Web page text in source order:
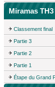
Miramas TH3
Classement final
Partie 3
Partie 2
Partie 1
Étape du Grand